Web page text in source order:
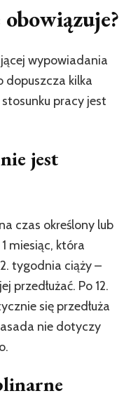
wypowiadania
dopuszcza kilka
pracy jest
jest
czas określony lub
miesiąc, która
tygodnia ciąży –
przedłużać. Po 12.
się przedłuża
nie dotyczy